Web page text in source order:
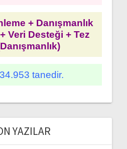
+ Danışmanlık
Veri Desteği + Tez
tanedir.
YAZILAR